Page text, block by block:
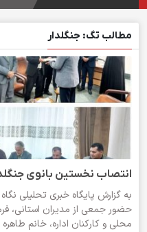
مطالب تگ: جنگلدار
انتصاب نخستین بانوی
به گزارش پایگاه خبری تحلیلی
حضور جمعی از مدیران استانی،
محلی و کارکنان اداره، خانم